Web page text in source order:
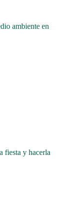
ambiente en
fiesta y hacerla